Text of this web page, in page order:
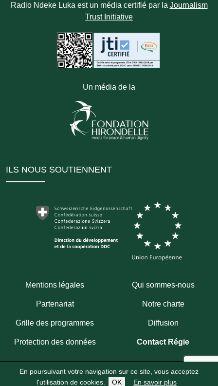
En poursuivant votre navigation sur ce site, vous acceptez
l'utilisation de cookies.
OK En savoir plus
Abonnez-vous à notre chaîne WhatsApp
Radio Ndeke Luka est un média certifié par la Journalism
Trust Initiative
Un média de la
ILS NOUS SOUTIENNENT
Mentions légales Qui sommes-nous
Partenariat Notre charte
Grille des programmes Diffusion
Protection des données Contact Régie
Copyright 2026Fondation Hirondelle